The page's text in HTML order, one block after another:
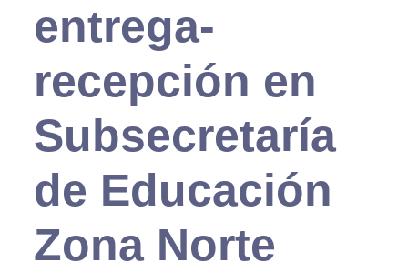
entrega-
recepción en
Subsecretaría
de Educación
Zona Norte